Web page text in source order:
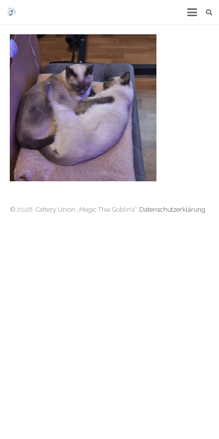
© 2026. Cattery Union „Magic Thai Goblin’s“, Datenschutzerklärung